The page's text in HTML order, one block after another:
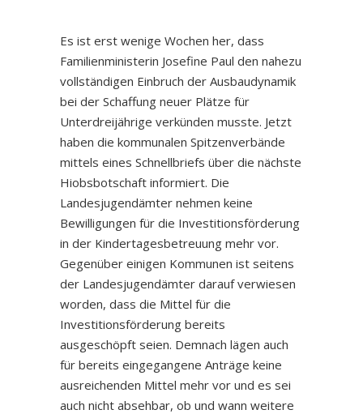
Es ist erst wenige Wochen her, dass
Familienministerin Josefine Paul den nahezu
vollständigen Einbruch der Ausbaudynamik
bei der Schaffung neuer Plätze für
Unterdreijährige verkünden musste. Jetzt
haben die kommunalen Spitzenverbände
mittels eines Schnellbriefs über die nächste
Hiobsbotschaft informiert. Die
Landesjugendämter nehmen keine
Bewilligungen für die Investitionsförderung
in der Kindertagesbetreuung mehr vor.
Gegenüber einigen Kommunen ist seitens
der Landesjugendämter darauf verwiesen
worden, dass die Mittel für die
Investitionsförderung bereits
ausgeschöpft seien. Demnach lägen auch
für bereits eingegangene Anträge keine
ausreichenden Mittel mehr vor und es sei
auch nicht absehbar, ob und wann weitere